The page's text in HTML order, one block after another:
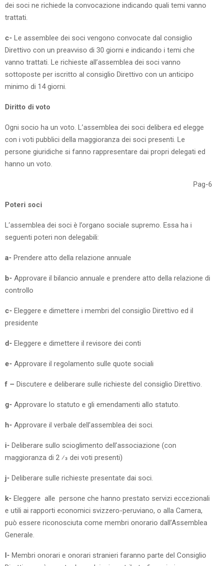
dei soci ne richiede la convocazione indicando quali temi vanno
trattati.
c- Le assemblee dei soci vengono convocate dal consiglio
Direttivo con un preavviso di 30 giorni e indicando i temi che
vanno trattati. Le richieste all’assemblea dei soci vanno
sottoposte per iscritto al consiglio Direttivo con un anticipo
minimo di 14 giorni.
Diritto di voto
Ogni socio ha un voto. L’assemblea dei soci delibera ed elegge
con i voti pubblici della maggioranza dei soci presenti. Le
persone giuridiche si fanno rappresentare dai propri delegati ed
hanno un voto.
Pag-6
Poteri soci
L’assemblea dei soci è l’organo sociale supremo. Essa ha i
seguenti poteri non delegabili:
a- Prendere atto della relazione annuale
b- Approvare il bilancio annuale e prendere atto della relazione di
controllo
c- Eleggere e dimettere i membri del consiglio Direttivo ed il
presidente
d- Eleggere e dimettere il revisore dei conti
e- Approvare il regolamento sulle quote sociali
f – Discutere e deliberare sulle richieste del consiglio Direttivo.
g- Approvare lo statuto e gli emendamenti allo statuto.
h- Approvare il verbale dell’assemblea dei soci.
i- Deliberare sullo scioglimento dell’associazione (con
maggioranza di 2 ⁄3 dei voti presenti)
j- Deliberare sulle richieste presentate dai soci.
k- Eleggere alle persone che hanno prestato servizi eccezionali
e utili ai rapporti economici svizzero-peruviano, o alla Camera,
può essere riconosciuta come membri onorario dall’Assemblea
Generale.
l- Membri onorari e onorari stranieri faranno parte del Consiglio